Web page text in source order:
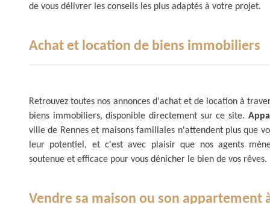
de vous délivrer les conseils les plus adaptés à votre projet.
Achat et location de biens immobiliers
Retrouvez toutes nos annonces d'achat et de location à
biens immobiliers, disponible directement sur ce site.
ville de Rennes et maisons familiales n'attendent plus que
leur potentiel, et c'est avec plaisir que nos agents
soutenue et efficace pour vous dénicher le bien de vos rêves.
Vendre sa maison ou son appartement